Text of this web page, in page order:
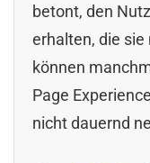
betont, den
erhalten, die
können
Page
nicht dauernd